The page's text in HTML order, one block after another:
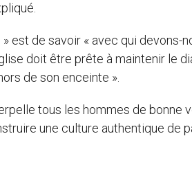
est de savoir « avec qui devons-
doit être prête à maintenir le
de son enceinte ».
tous les hommes de bonne
une culture authentique de